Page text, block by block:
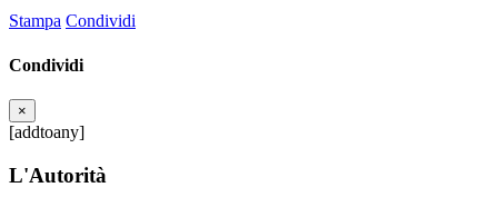
Stampa Condividi
Condividi
×
[addtoany]
L'Autorità